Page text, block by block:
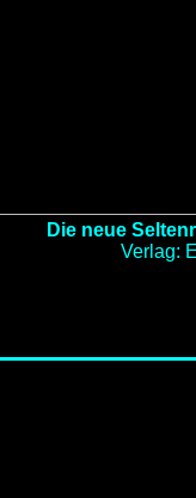
Die neue
Verlag: